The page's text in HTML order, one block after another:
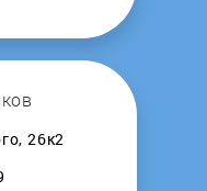
26к2